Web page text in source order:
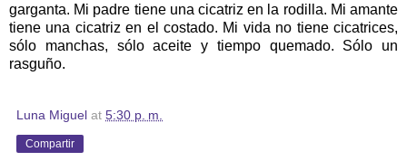
garganta. Mi padre tiene una cicatriz en la rodilla. Mi amante
tiene una cicatriz en el costado. Mi vida no tiene cicatrices,
sólo manchas, sólo aceite y tiempo quemado. Sólo un
rasguño.
Luna Miguel at 5:30 p. m.
Compartir